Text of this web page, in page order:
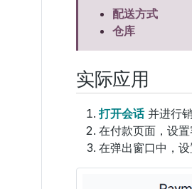
配送方式
仓库
实际应用
打开会话并进行销
在付款页面，设
在弹出窗口中，